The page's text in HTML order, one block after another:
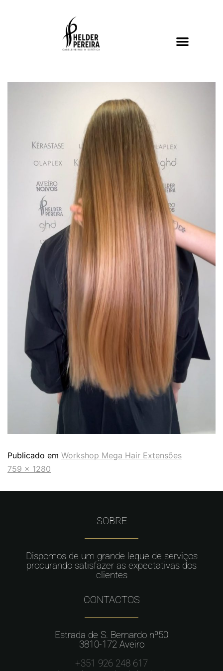
Publicado em Workshop Mega Hair Extensões
759 × 1280
SOBRE
Dispomos de um grande leque de serviços
procurando satisfazer as expectativas dos
clientes
CONTACTOS
Estrada de S. Bernardo nº50
3810-172 Aveiro
+351 926 248 617